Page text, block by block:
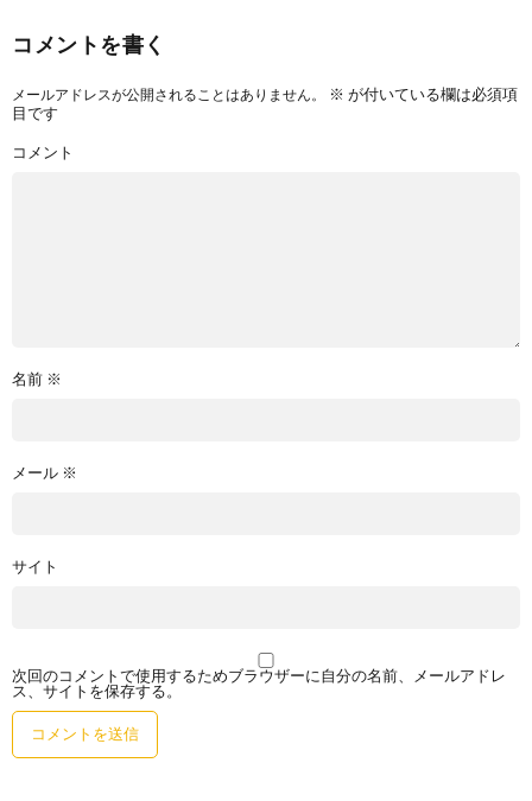
コメントを書く
メールアドレスが公開されることはありません。 ※ が付いている欄は必須項
目です
コメント
名前 ※
メール ※
サイト
次回のコメントで使用するためブラウザーに自分の名前、メールアドレ
ス、サイトを保存する。